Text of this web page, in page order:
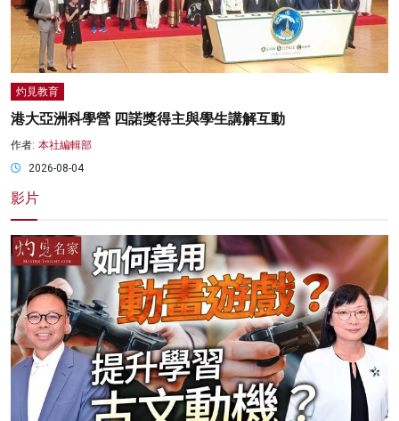
灼見教育
港大亞洲科學營 四諾獎得主與學生講解互動
作者: 本社編輯部
2026-08-04
影片